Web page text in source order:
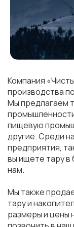
Компания
производства
Мы предлагаем
пищевую
другие. Среди
предприятия,
вы ищете тару в
нам.
Мы также
тару и
размеры и цены